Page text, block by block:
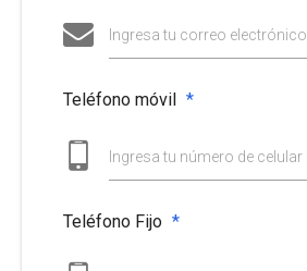
Ingresa tu correo electrónico
Teléfono móvil *
Ingresa tu número de celular
Teléfono Fijo *